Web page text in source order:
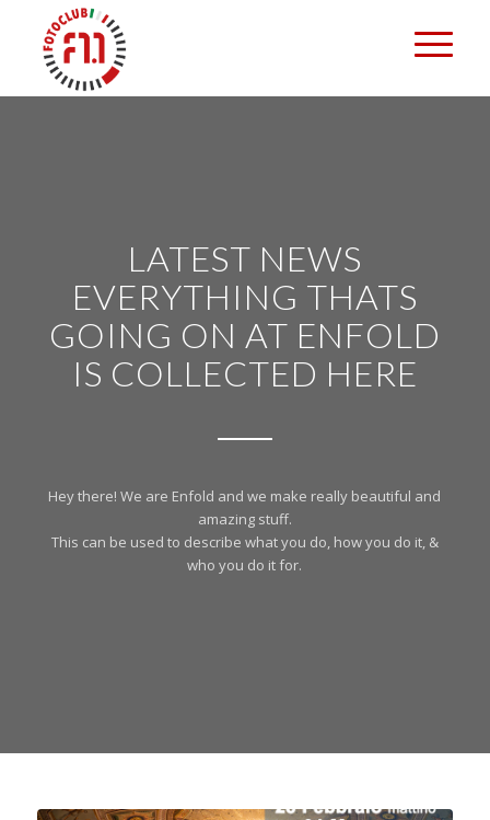
LATEST NEWS
EVERYTHING THATS
GOING ON AT ENFOLD
IS COLLECTED HERE
Hey there! We are Enfold and we make really beautiful and
amazing stuff.
This can be used to describe what you do, how you do it, &
who you do it for.